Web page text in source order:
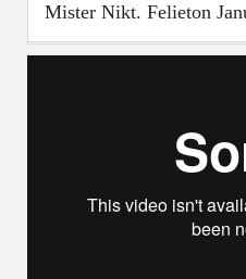
Mister Nikt. Felieton